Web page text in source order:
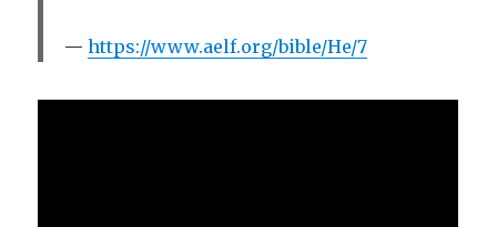
https://www.aelf.org/bible/He/7